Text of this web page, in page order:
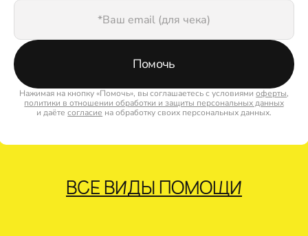
ВСЕ ВИДЫ ПОМОЩИ
Помочь
Нажимая на кнопку «Помочь», вы соглашаетесь с условиямиоферты,
политики в отношении обработки и защиты персональных данных
и даётесогласие на обработку своих персональных данных.